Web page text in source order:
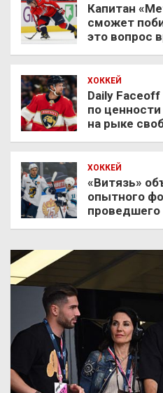
Капитан
сможет
это вопрос
ХОККЕЙ
Daily
по
на рыке
ХОККЕЙ
«Витязь»
опытного
проведшего